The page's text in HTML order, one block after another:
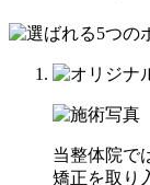
当整体院で
矯正を取り